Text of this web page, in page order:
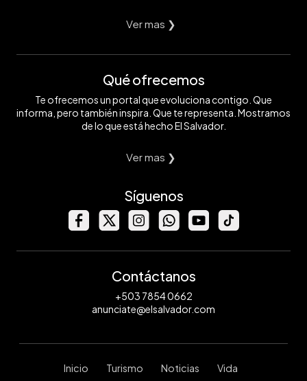
Ver mas ❯
Qué ofrecemos
Te ofrecemos un portal que evoluciona contigo. Que
informa, pero también inspira. Que te representa. Mostramos
de lo que está hecho El Salvador.
Ver mas ❯
Síguenos
Contáctanos
+503 7854 0662
anunciate@elsalvador.com
Inicio Turismo Noticias Vida